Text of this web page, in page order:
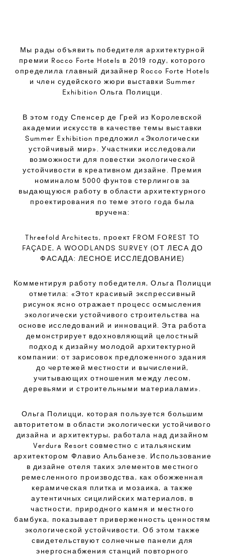
Мы рады объявить победителя архитектурной
премии Rocco Forte Hotels в 2019 году, которого
определила главный дизайнер Rocco Forte Hotels
и член судейского жюри выставки Summer
Exhibition Ольга Полицци.
В этом году Спенсер де Грей из Королевской
академии искусств в качестве темы выставки
Summer Exhibition предложил «Экологически
устойчивый мир». Участники исследовали
возможности для повестки экологической
устойчивости в креативном дизайне. Премия
номиналом 5000 фунтов стерлингов за
выдающуюся работу в области архитектурного
проектирования по теме этого года была
вручена:
Threefold Architects, проект FROM FOREST TO
FAÇADE, A WOODLANDS SURVEY (ОТ ЛЕСА ДО
ФАСАДА: ЛЕСНОЕ ИССЛЕДОВАНИЕ)
Комментируя работу победителя, Ольга Полицци
отметила: «Этот красивый экспрессивный
рисунок ясно отражает процесс осмысления
экологически устойчивого строительства на
основе исследований и инноваций. Эта работа
демонстрирует вдохновляющий целостный
подход к дизайну молодой архитектурной
компании: от зарисовок предложенного здания
до чертежей местности и вычислений,
учитывающих отношения между лесом,
деревьями и строительными материалами».
Ольга Полицци, которая пользуется большим
авторитетом в области экологически устойчивого
дизайна и архитектуры, работала над дизайном
Verdura Resort совместно с итальянским
архитектором Флавио Альбанезе. Использование
в дизайне отеля таких элементов местного
ремесленного производства, как обожженная
керамическая плитка и мозаика, а также
аутентичных сицилийских материалов, в
частности, природного камня и местного
бамбука, показывает приверженность ценностям
экологической устойчивости. Об этом также
свидетельствуют солнечные панели для
энергоснабжения станций повторного